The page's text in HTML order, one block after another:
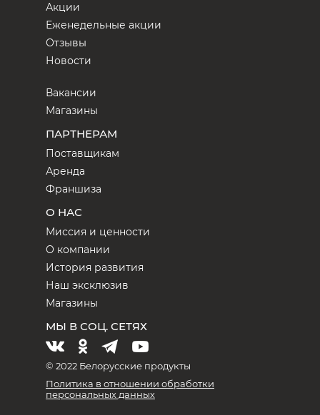
Акции
Еженедельные акции
Отзывы
Новости
Вакансии
Магазины
ПАРТНЕРАМ
Поставщикам
Аренда
Франшиза
О НАС
Миссия и ценности
О компании
История развития
Наш эксклюзив
Магазины
МЫ В СОЦ. СЕТЯХ
© 2022 Белорусские продукты
Политика в отношении обработки
персональных данных